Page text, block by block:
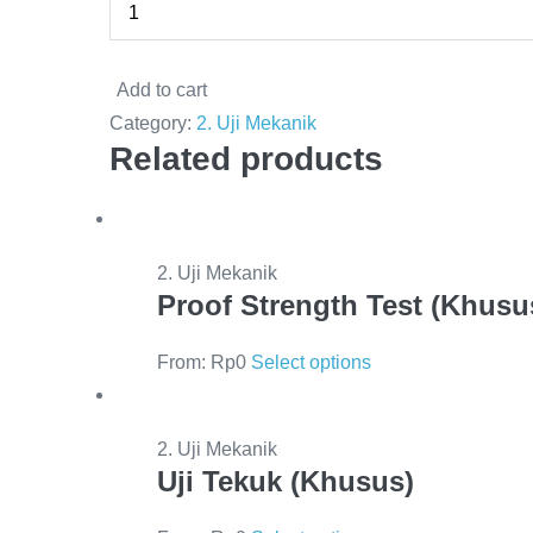
Add to cart
Category: 2. Uji Mekanik
Related products
2. Uji Mekanik
Proof Strength Test
From: Rp0 Select options
2. Uji Mekanik
Uji Tekuk (Khusus)